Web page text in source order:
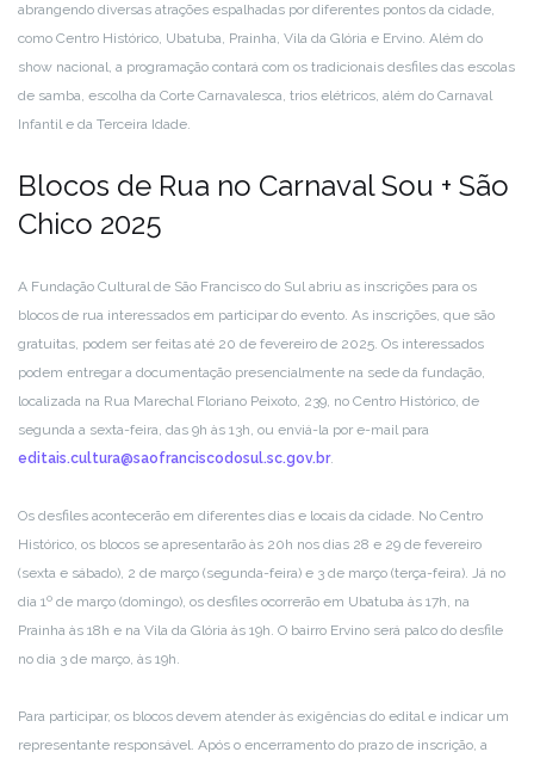
abrangendo diversas atrações espalhadas por diferentes pontos da cidade,
como Centro Histórico, Ubatuba, Prainha, Vila da Glória e Ervino. Além do
show nacional, a programação contará com os tradicionais desfiles das escolas
de samba, escolha da Corte Carnavalesca, trios elétricos, além do Carnaval
Infantil e da Terceira Idade.
Blocos de Rua no Carnaval Sou + São
Chico 2025
A Fundação Cultural de São Francisco do Sul abriu as inscrições para os
blocos de rua interessados em participar do evento. As inscrições, que são
gratuitas, podem ser feitas até 20 de fevereiro de 2025. Os interessados
podem entregar a documentação presencialmente na sede da fundação,
localizada na Rua Marechal Floriano Peixoto, 239, no Centro Histórico, de
segunda a sexta-feira, das 9h às 13h, ou enviá-la por e-mail para
editais.cultura@saofranciscodosul.sc.gov.br.
Os desfiles acontecerão em diferentes dias e locais da cidade. No Centro
Histórico, os blocos se apresentarão às 20h nos dias 28 e 29 de fevereiro
(sexta e sábado), 2 de março (segunda-feira) e 3 de março (terça-feira). Já no
dia 1º de março (domingo), os desfiles ocorrerão em Ubatuba às 17h, na
Prainha às 18h e na Vila da Glória às 19h. O bairro Ervino será palco do desfile
no dia 3 de março, às 19h.
Para participar, os blocos devem atender às exigências do edital e indicar um
representante responsável. Após o encerramento do prazo de inscrição, a